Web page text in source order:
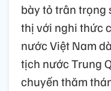
bày tỏ trân trọng
thị với nghi thức
nước Việt Nam
tịch nước Trung
chuyến thăm